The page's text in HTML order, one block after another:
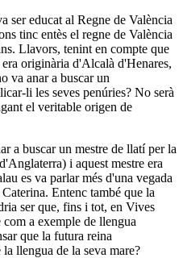
ser educat al Regne de València
tinc entès el regne de València
Llavors, tenint en compte que
originària d'Alcalà d'Henares,
va anar a buscar un
li les seves penúries? No serà
el veritable origen de
a buscar un mestre de llatí per la
i aquest mestre era
es va parlar més d'una vegada
Entenc també que la
ser que, fins i tot, en Vives
a exemple de llengua
que la futura reina
llengua de la seva mare?